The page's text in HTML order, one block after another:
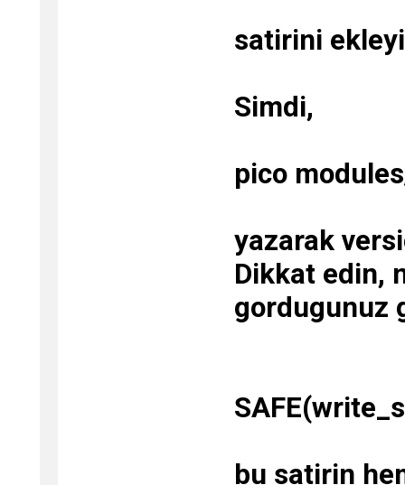
satirini
Simdi,
pico
yazarak
Dikkat edin,
gordugunuz
bu satirin